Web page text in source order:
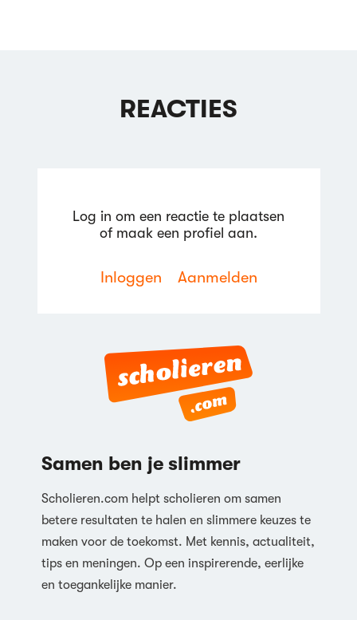
REACTIES
Log in om een reactie te plaatsen
of maak een profiel aan.
Inloggen Aanmelden
Samen ben je slimmer
Scholieren.com helpt scholieren om samen
betere resultaten te halen en slimmere keuzes te
maken voor de toekomst. Met kennis, actualiteit,
tips en meningen. Op een inspirerende, eerlijke
en toegankelijke manier.